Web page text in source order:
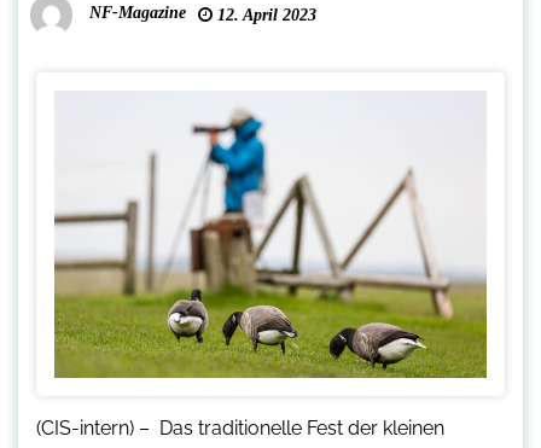
NF-Magazine 12. April 2023
(CIS-intern) – Das traditionelle Fest der kleinen